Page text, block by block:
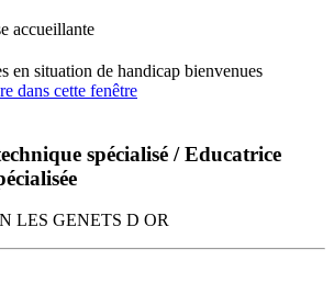
accueillante
en situation de handicap bienvenues
dans cette fenêtre
spécialisé / Educatrice
LES GENETS D OR